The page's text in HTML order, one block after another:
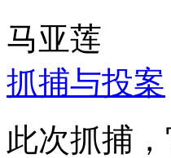
马亚莲
抓捕与投案
此次抓捕